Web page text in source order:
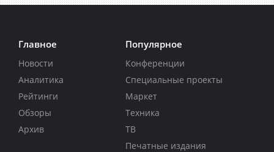
Главное
Новости
Аналитика
Рейтинги
Обзоры
Архив
Популярное
Конференции
Специальные проекты
Маркет
Техника
ТВ
Печатные издания